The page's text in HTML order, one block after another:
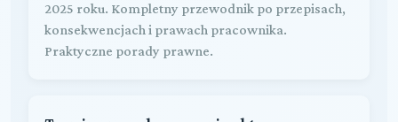
2025 roku. Kompletny przewodnik po przepisach,
konsekwencjach i prawach pracownika.
Praktyczne porady prawne.